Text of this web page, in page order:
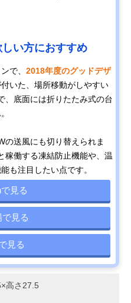
い方におすすめ
で、 2018年度のグッドデザ
いた、場所移動がしやすい
、底面には折りたたみ式の台
の送風にも切り替えられま
働する凍結防止機能や、温
も注目したい点です。
見る
見る
見る
高さ27.5